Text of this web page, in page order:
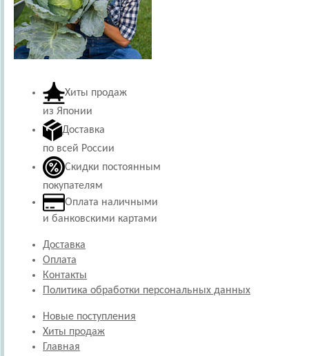
Хиты продаж
из Японии
Доставка
по всей России
Скидки постоянным
покупателям
Оплата наличными
и банковскими картами
Доставка
Оплата
Контакты
Политика обработки персональных данных
Новые поступления
Хиты продаж
Главная